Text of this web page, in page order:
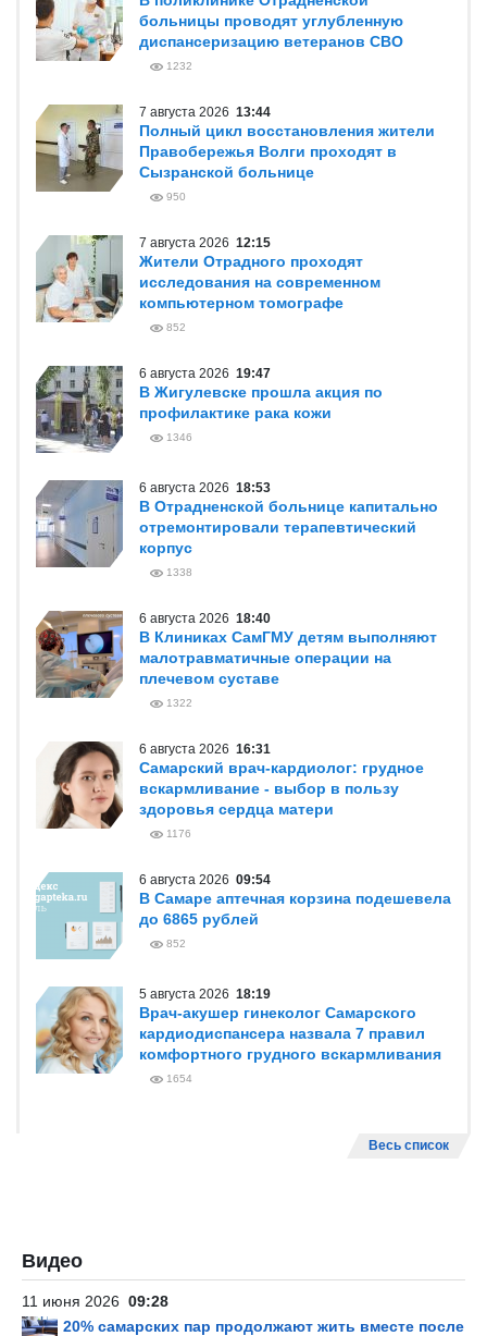
больницы проводят углубленную
диспансеризацию ветеранов СВО
1232
7 августа 2026 13:44
Полный цикл восстановления жители
Правобережья Волги проходят в
Сызранской больнице
950
7 августа 2026 12:15
Жители Отрадного проходят
исследования на современном
компьютерном томографе
852
6 августа 2026 19:47
В Жигулевске прошла акция по
профилактике рака кожи
1346
6 августа 2026 18:53
В Отрадненской больнице капитально
отремонтировали терапевтический
корпус
1338
6 августа 2026 18:40
В Клиниках СамГМУ детям выполняют
малотравматичные операции на
плечевом суставе
1322
6 августа 2026 16:31
Самарский врач-кардиолог: грудное
вскармливание - выбор в пользу
здоровья сердца матери
1176
6 августа 2026 09:54
В Самаре аптечная корзина подешевела
до 6865 рублей
852
5 августа 2026 18:19
Врач-акушер гинеколог Самарского
кардиодиспансера назвала 7 правил
комфортного грудного вскармливания
1654
Весь список
Видео
11 июня 2026 09:28
20% самарских пар продолжают жить вместе после